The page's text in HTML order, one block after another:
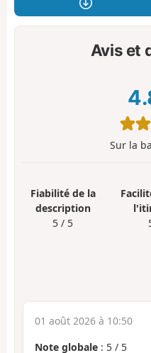
Avis et
Sur la
Fiabilité de la
description
5 / 5
01 août 2026 à 10:50
Note globale : 5 / 5